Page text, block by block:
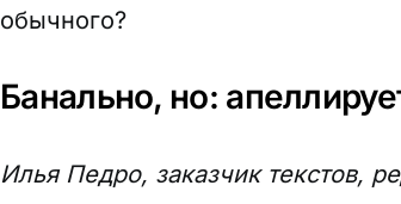
обычного?
Банально, но:
Илья Педро, заказчик текстов,